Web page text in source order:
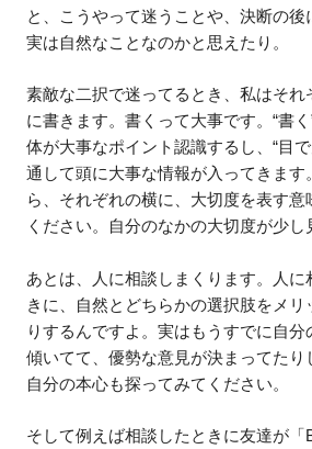
と、こうやって迷うことや、決断の後
実は自然なことなのかと思えたり。
素敵な二択で迷ってるとき、私はそれ
に書きます。書くって大事です。“書
体が大事なポイント認識するし、“目
通して頭に大事な情報が入ってきます
ら、それぞれの横に、大切度を表す
ください。自分のなかの大切度が少し
あとは、人に相談しまくります。人に
きに、自然とどちらかの選択肢をメリ
りするんですよ。実はもうすでに自分
傾いてて、優勢な意見が決まってたり
自分の本心も探ってみてください。
そして例えば相談したときに友達が「